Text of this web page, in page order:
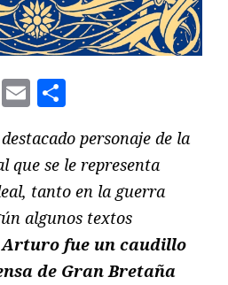
Telegram
Email
personaje de la
que se le representa
tanto en la guerra
algunos textos
Arturo fue un caudillo
de Gran Bretaña